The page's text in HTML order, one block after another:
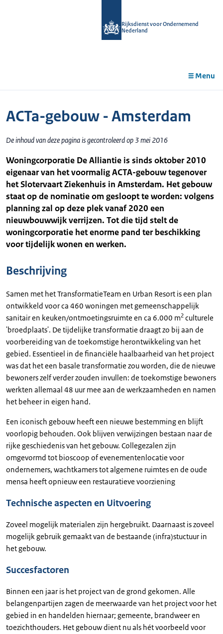
Rijksdienst voor Ondernemend
Nederland
Menu
ACTa-gebouw - Amsterdam
De inhoud van deze pagina is gecontroleerd op 3 mei 2016
Woningcorporatie De Alliantie is sinds oktober 2010
eigenaar van het voormalig ACTA-gebouw tegenover
het Slotervaart Ziekenhuis in Amsterdam. Het gebouw
staat op de nominatie om gesloopt te worden: volgens
planning zal op deze plek vanaf 2020 een
nieuwbouwwijk verrijzen. Tot die tijd stelt de
woningcorporatie het enorme pand ter beschikking
voor tijdelijk wonen en werken.
Beschrijving
Samen met het TransformatieTeam en Urban Resort is een plan
ontwikkeld voor ca 460 woningen met gemeenschappelijk
sanitair en keuken/ontmoetingsruimte en ca 6.000 m2 culturele
'broedplaats'. De tijdelijke transformatie draagt zo bij aan de
voorbereiding van de toekomstige herontwikkeling van het
gebied. Essentieel in de financiële haalbaarheid van het project
was dat het een basale transformatie zou worden, die de nieuwe
bewoners zelf verder zouden invullen: de toekomstige bewoners
werkten allemaal 48 uur mee aan de werkzaamheden en namen
het beheer in eigen hand.
Een iconisch gebouw heeft een nieuwe bestemming en blijft
voorlopig behouden. Ook blijven verwijzingen bestaan naar de
rijke geschiedenis van het gebouw. Collegezalen zijn
omgevormd tot bioscoop of evenementenlocatie voor
ondernemers, wachtkamers tot algemene ruimtes en de oude
mensa heeft opnieuw een restauratieve voorziening
Technische aspecten en Uitvoering
Zoveel mogelijk materialen zijn hergebruikt. Daarnaast is zoveel
mogelijk gebruik gemaakt van de bestaande (infra)stuctuur in
het gebouw.
Succesfactoren
Binnen een jaar is het project van de grond gekomen. Alle
belangenpartijen zagen de meerwaarde van het project voor het
gebied in en handelden hiernaar; gemeente, brandweer en
toezichthouders. Het gebouw dient nu als hét voorbeeld voor